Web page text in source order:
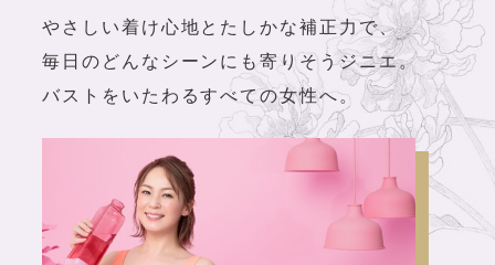
さしい着け心地とたしかな補正力で、
毎日のどんなシーンにも寄りそうジニエ。
バストをいたわるすべての女性へ。